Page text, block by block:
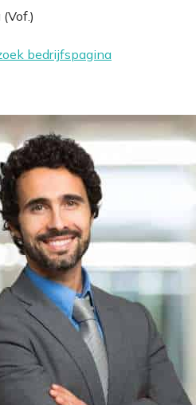
bedrijfspagina